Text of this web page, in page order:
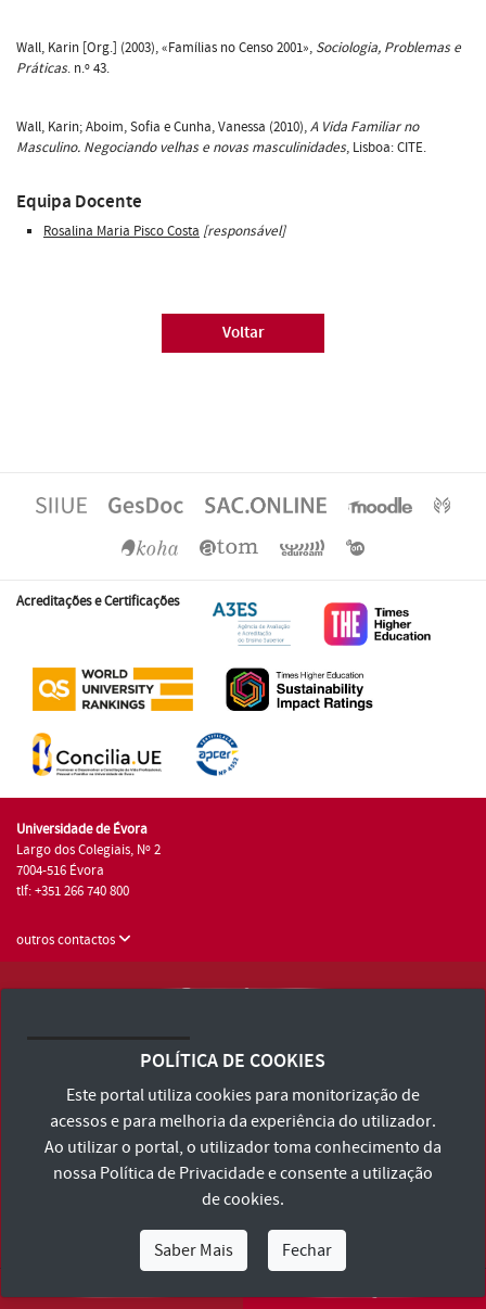
Wall, Karin [Org.] (2003), «Famílias no Censo 2001», Sociologia, Problemas e
Práticas. n.º 43.
Wall, Karin; Aboim, Sofia e Cunha, Vanessa (2010),A Vida Familiar no
Masculino. Negociando velhas e novas masculinidades, Lisboa: CITE.
Equipa Docente
Rosalina Maria Pisco Costa [responsável]
Voltar
Acreditações e Certificações
Universidade de Évora
Largo dos Colegiais, Nº 2
7004-516 Évora
tlf: +351 266 740 800
outros contactos
Consulte os Termos e Condições e Política de Privacidade
Declaração de Acessibilidade
POLÍTICA DE COOKIES
Este portal utiliza cookies para monitorização de
acessos e para melhoria da experiência do utilizador.
Ao utilizar o portal, o utilizador toma conhecimento da
nossa Política de Privacidadee consente a utilização
de cookies.
Saber Mais Fechar